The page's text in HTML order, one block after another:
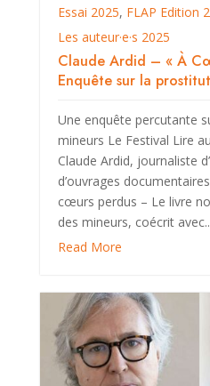
Essai 2025, FLAP Edition
Les auteur·e·s 2025
Claude Ardid – « À
Enquête sur la
Une enquête percutante
mineurs Le Festival Lire
Claude Ardid, journaliste
d’ouvrages
cœurs perdus – Le livre
des mineurs, coécrit
Read More